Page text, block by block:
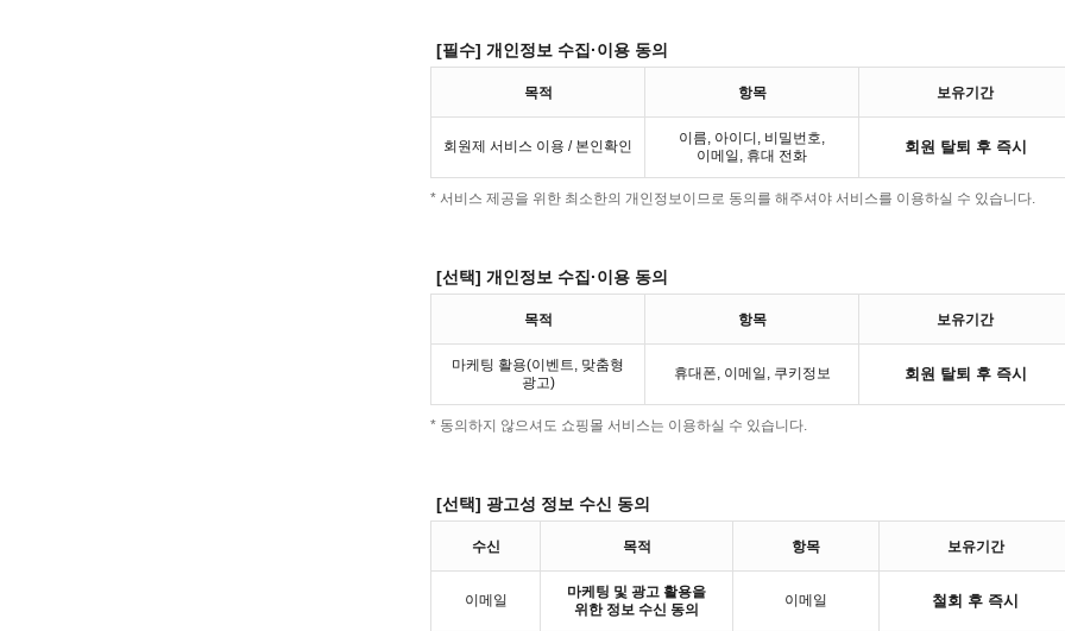
[필수] 개인정보 수집·이용 동의
목적 항목 보유기간
회원제 서비스 이용 / 본인확인
이름, 아이디, 비밀번호,
이메일, 휴대 전화
회원 탈퇴 후 즉시
* 서비스 제공을 위한 최소한의 개인정보이므로 동의를 해주셔야 서비스를 이용하실 수 있습니다.
[선택] 개인정보 수집·이용 동의
목적 항목 보유기간
마케팅 활용(이벤트, 맞춤형
광고)
휴대폰, 이메일, 쿠키정보 회원 탈퇴 후 즉시
* 동의하지 않으셔도 쇼핑몰 서비스는 이용하실 수 있습니다.
[선택] 광고성 정보 수신 동의
수신 목적 항목 보유기간
이메일
마케팅 및 광고 활용을
위한 정보 수신 동의
이메일 철회 후 즉시